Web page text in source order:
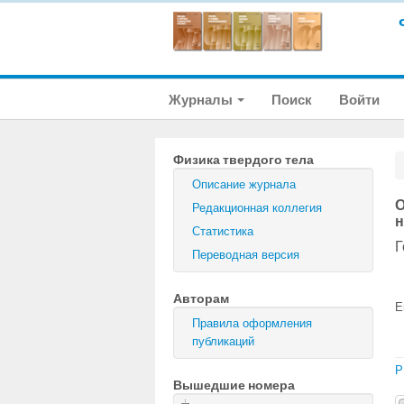
Журналы Поиск Войти
Физика твердого тела
Описание журнала
Редакционная коллегия
Статистика
Переводная версия
Авторам
Правила оформления
публикаций
Вышедшие номера